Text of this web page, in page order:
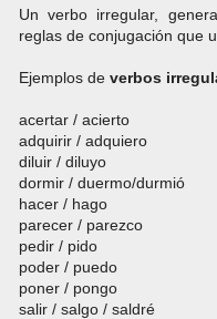
Un verbo irregular,
reglas de conjugación que
Ejemplos de verbos
acertar / acierto
adquirir / adquiero
diluir / diluyo
dormir / duermo/durmió
hacer / hago
parecer / parezco
pedir / pido
poder / puedo
poner / pongo
salir / salgo / saldré